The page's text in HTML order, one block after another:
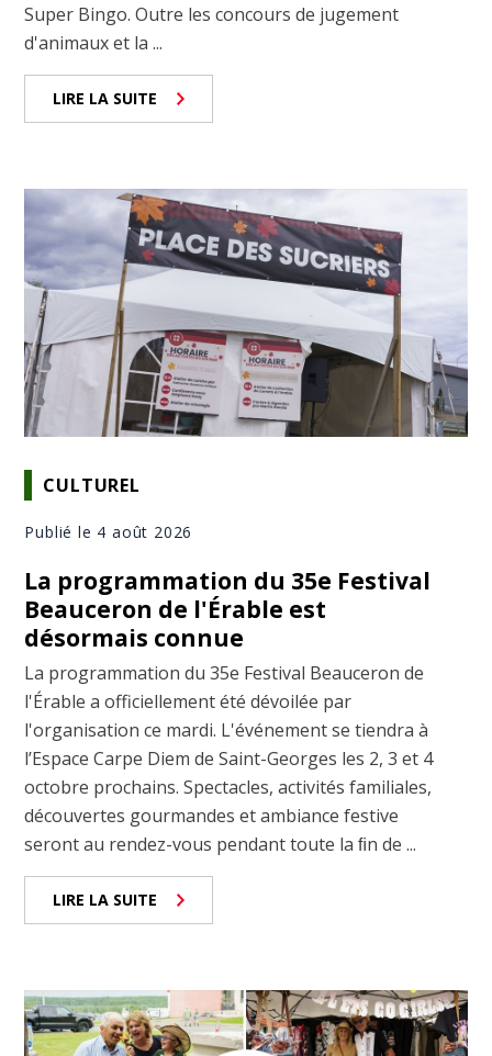
Super Bingo. Outre les concours de jugement
d'animaux et la ...
LIRE LA SUITE
CULTUREL
Publié le 4 août 2026
La programmation du 35e Festival
Beauceron de l'Érable est
désormais connue
La programmation du 35e Festival Beauceron de
l'Érable a officiellement été dévoilée par
l'organisation ce mardi. L'événement se tiendra à
l’Espace Carpe Diem de Saint-Georges les 2, 3 et 4
octobre prochains. Spectacles, activités familiales,
découvertes gourmandes et ambiance festive
seront au rendez-vous pendant toute la ﬁn de ...
LIRE LA SUITE